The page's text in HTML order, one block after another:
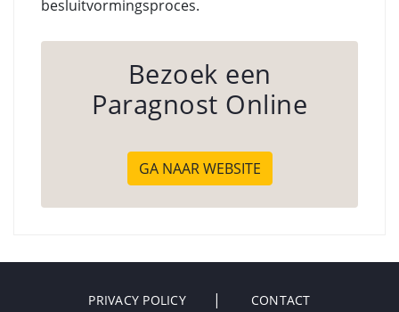
besluitvormingsproces.
Bezoek een
Paragnost Online
GA NAAR WEBSITE
PRIVACY POLICY CONTACT